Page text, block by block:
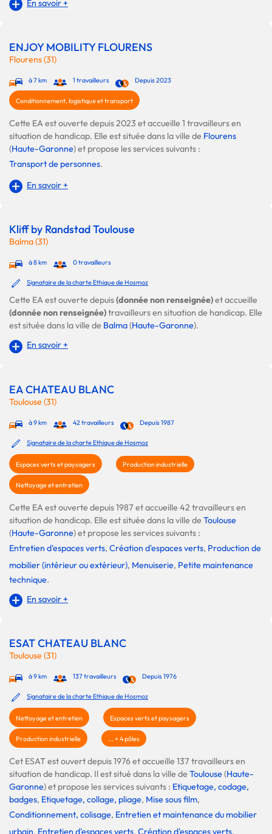
En savoir +
ENJOY MOBILITY FLOURENS
Flourens (31)
à 7 km 1 travailleurs Depuis 2023
Conditionnement, logistique et transport
Cette EA est ouverte depuis 2023 et accueille 1 travailleurs en
situation de handicap. Elle est située dans la ville de Flourens
(Haute-Garonne) et propose les services suivants :
Transport de personnes.
En savoir +
Kliff by Randstad Toulouse
Balma (31)
à 8 km 0 travailleurs
Signataire de la charte Ethique de Hosmoz
Cette EA est ouverte depuis(donnée non renseignée)et accueille
(donnée non renseignée)travailleurs en situation de handicap. Elle
est située dans la ville de Balma(Haute-Garonne).
En savoir +
EA CHATEAU BLANC
Toulouse (31)
à 9 km 42 travailleurs Depuis 1987
Signataire de la charte Ethique de Hosmoz
Espaces verts et paysagers Production industrielle
Nettoyage et entretien
Cette EA est ouverte depuis 1987 et accueille 42 travailleurs en
situation de handicap. Elle est située dans la ville deToulouse
(Haute-Garonne) et propose les services suivants :
Entretien d'espaces verts, Création d'espaces verts, Production de
mobilier (intérieur ou extérieur), Menuiserie, Petite maintenance
technique.
En savoir +
ESAT CHATEAU BLANC
Toulouse (31)
à 9 km 137 travailleurs Depuis 1976
Signataire de la charte Ethique de Hosmoz
Nettoyage et entretien Espaces verts et paysagers
Production industrielle ... + 4 pôles
Cet ESAT est ouvert depuis 1976 et accueille 137 travailleurs en
situation de handicap. Il est situé dans la ville deToulouse(Haute-
Garonne) et propose les services suivants : Etiquetage, codage,
badges, Etiquetage, collage, pliage, Mise sous film,
Conditionnement, colisage, Entretien et maintenance du mobilier
urbain, Entretien d'espaces verts, Création d'espaces verts,